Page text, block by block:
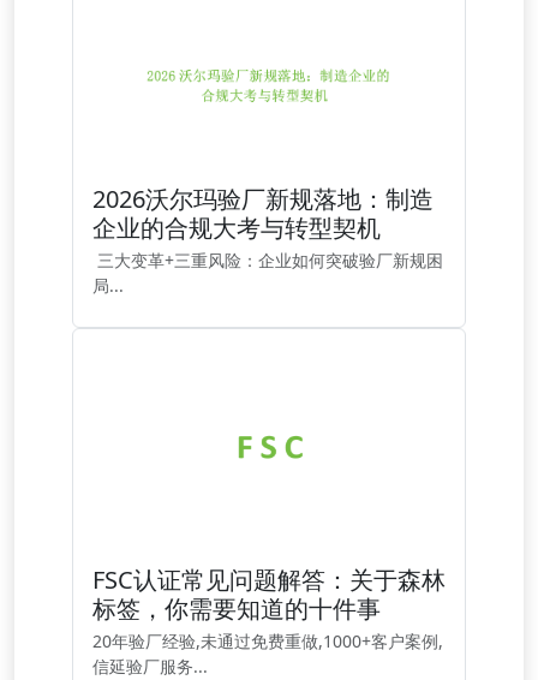
2026沃尔玛验厂新规落地：制造
企业的合规大考与转型契机
三大变革+三重风险：企业如何突破验厂新规困
局...
FSC认证常见问题解答：关于森林
标签，你需要知道的十件事
20年验厂经验,未通过免费重做,1000+客户案例,
信延验厂服务...